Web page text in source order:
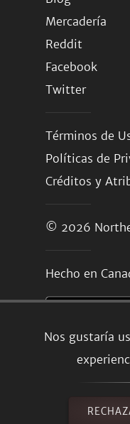
Nos gustaría
Mercadería
Reddit
Facebook
Twitter
Términos de
Políticas de
Créditos y
© 2026
Hecho en